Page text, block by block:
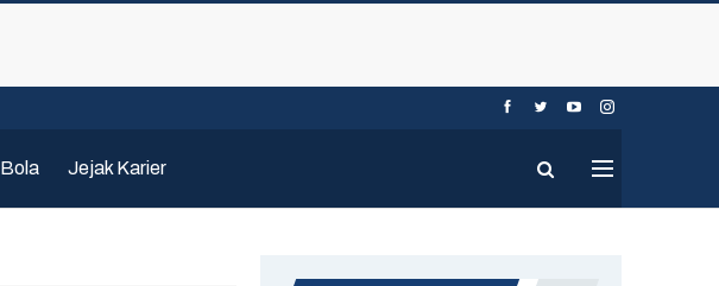
Bola Jejak Karier